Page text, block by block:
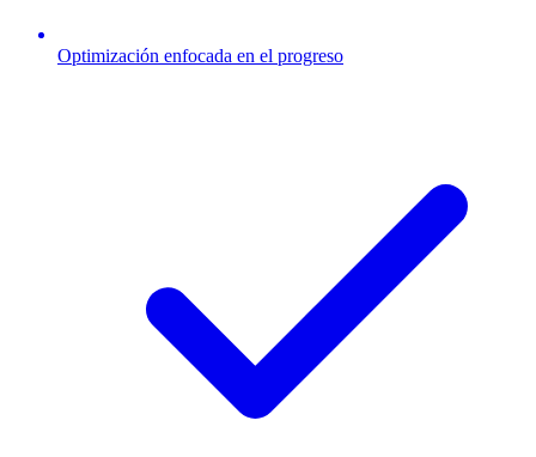
Optimización enfocada en el progreso